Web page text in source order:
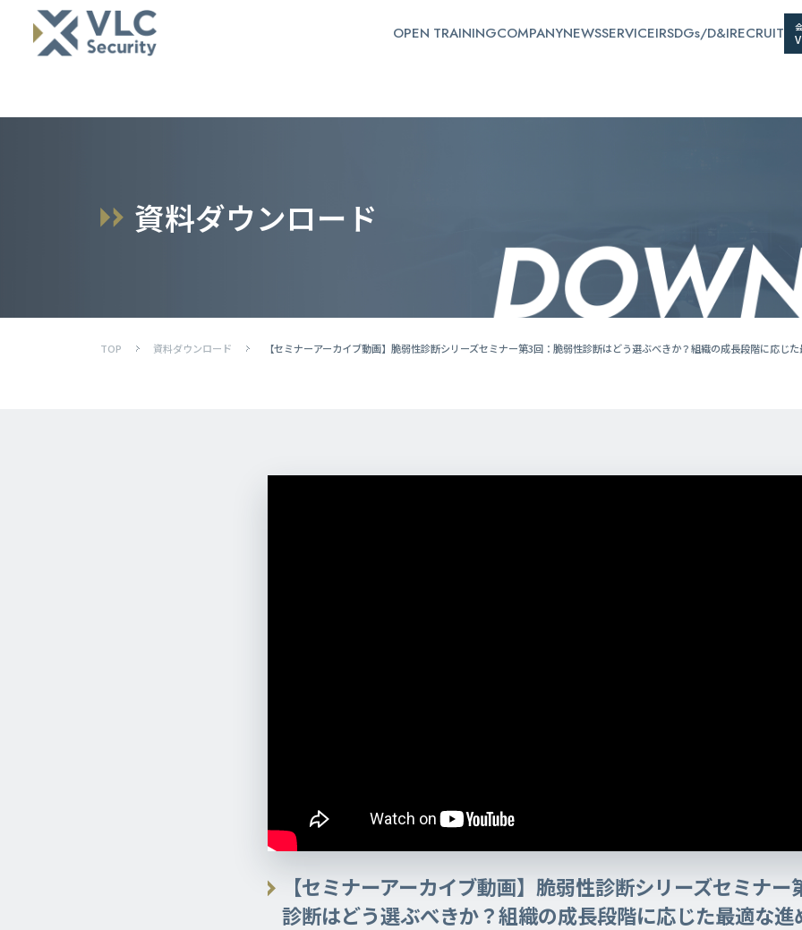
OPEN TRAININGCOMPANYNEWSSERVICEIRSDGs/D&IRECRUIT
資料ダウンロー ド
TOP 資料ダウンロード 【セミナーアーカイブ動画】脆弱性診断シリーズセミナー第3回：脆弱性診断はどう選ぶべきか？組織の成長段階に応じ
【セミナーアーカイブ動画】脆弱性診断シリーズセミナ
診断はどう選ぶべきか？組織の成長段階に応じた最適な